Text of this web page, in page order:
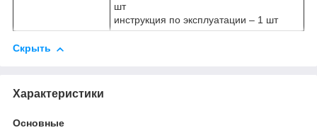
шт
инструкция по эксплуатации – 1 шт
Скрыть
Характеристики
Основные